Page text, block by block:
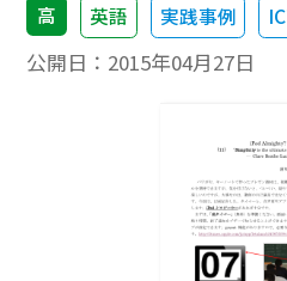
高 英語 実践事例
公開日： 2015年04月27日